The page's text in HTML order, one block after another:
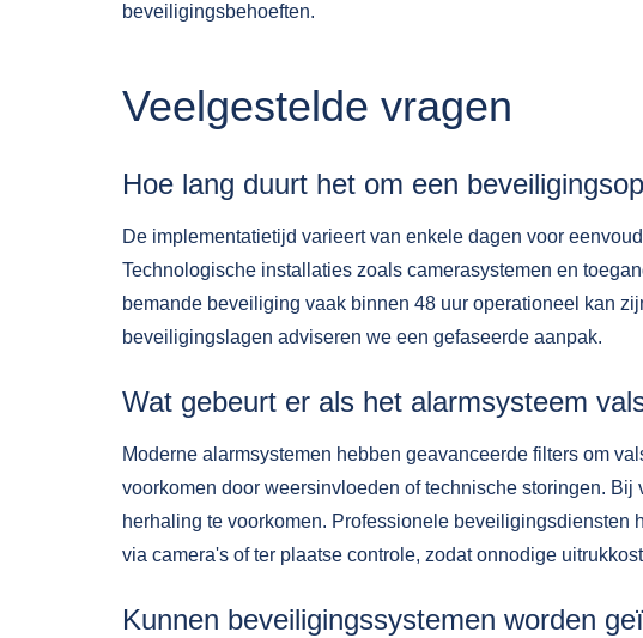
beveiligingsbehoeften.
Veelgestelde vragen
Hoe lang duurt het om een
De implementatietijd varieert van enkele dagen voor
Technologische installaties zoals camerasystemen en
bemande beveiliging vaak binnen 48 uur operationeel kan
beveiligingslagen adviseren we een gefaseerde aanpak.
Wat gebeurt er als het alarmsysteem
Moderne alarmsystemen hebben geavanceerde filters om
voorkomen door weersinvloeden of technische storingen.
herhaling te voorkomen. Professionele beveiligingsdiensten
via camera's of ter plaatse controle, zodat onnodige
Kunnen beveiligingssystemen worden